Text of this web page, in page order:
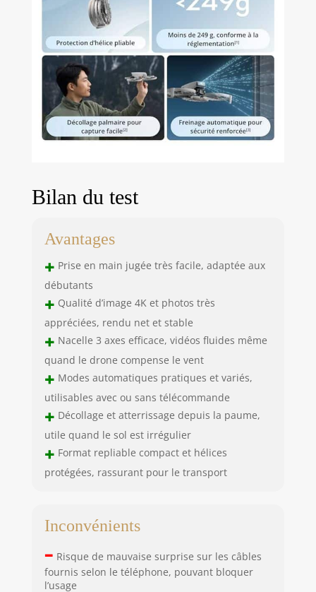
Bilan du test
Avantages
+ Prise en main jugée très facile, adaptée aux
débutants
+ Qualité d’image 4K et photos très
appréciées, rendu net et stable
+ Nacelle 3 axes efficace, vidéos fluides même
quand le drone compense le vent
+ Modes automatiques pratiques et variés,
utilisables avec ou sans télécommande
+ Décollage et atterrissage depuis la paume,
utile quand le sol est irrégulier
+ Format repliable compact et hélices
protégées, rassurant pour le transport
Inconvénients
– Risque de mauvaise surprise sur les câbles
fournis selon le téléphone, pouvant bloquer
l’usage